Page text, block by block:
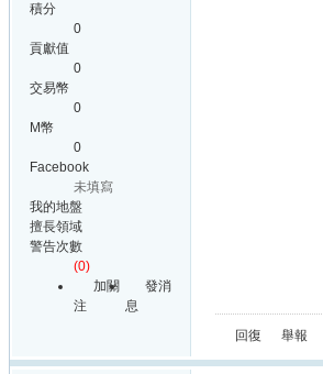
積分
0
貢獻值
0
交易幣
0
M幣
0
Facebook
未填寫
我的地盤
擅長領域
警告次數
(0)
加關
注
發消
息
回復 舉報